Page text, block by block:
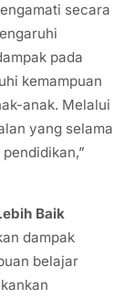
secara
pada
kemampuan
anak. Melalui
yang selama
Baik
dampak
belajar